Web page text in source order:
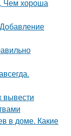
Чем хороша
вывести
в доме. Какие